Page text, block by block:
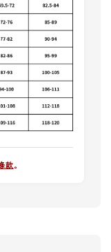
款。